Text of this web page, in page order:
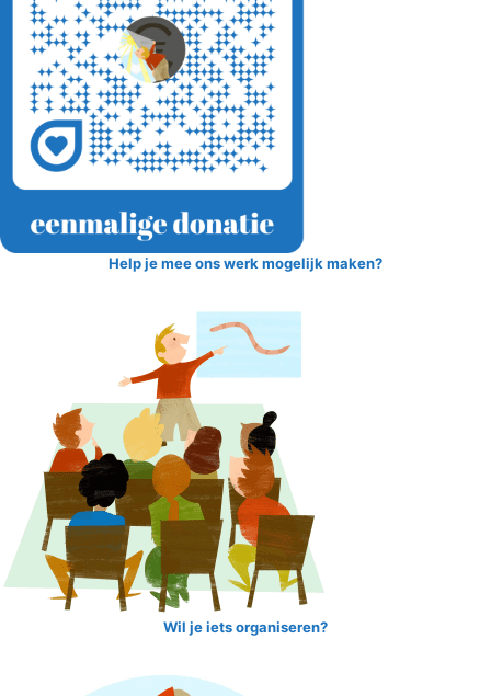
Help je mee ons werk mogelijk maken?
Wil je iets organiseren?